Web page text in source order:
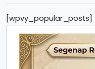
[wpvy_popular_posts]